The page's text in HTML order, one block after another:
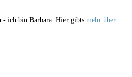
ich bin Barbara. Hier gibts mehr über